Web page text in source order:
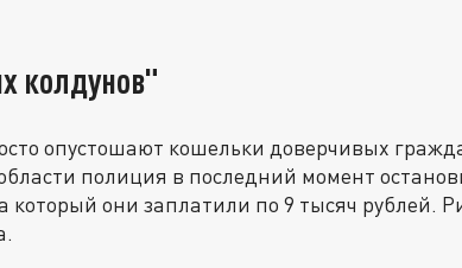
колдунов"
опустошают кошельки доверчивых
полиция в последний момент
который они заплатили по 9 тысяч рублей.